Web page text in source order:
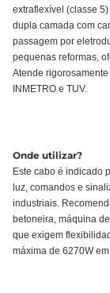
extraflexível (classe
dupla camada com
passagem por
pequenas reformas,
Atende
INMETRO e TUV.
Onde utilizar?
Este cabo é indicado
luz, comandos e
industriais.
betoneira, máquina
que exigem
máxima de 6270W